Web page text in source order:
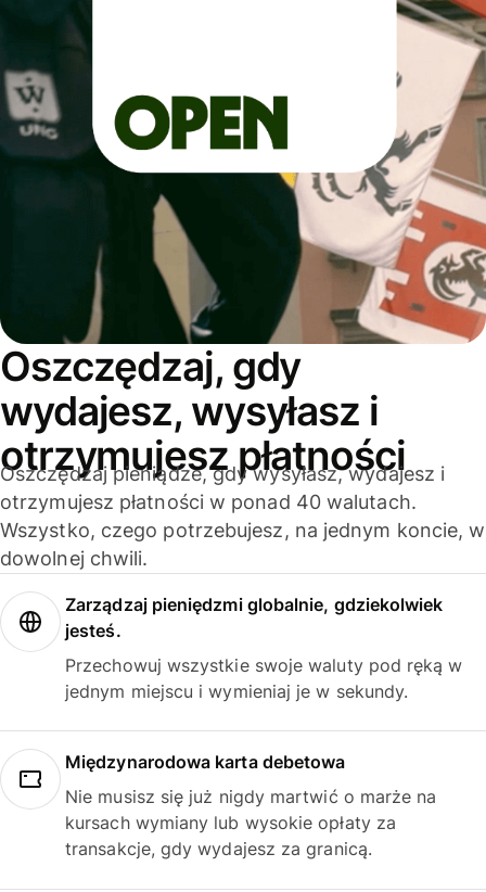
Oszczędzaj, gdy
wydajesz, wysyłasz i
otrzymujesz płatności
Oszczędzaj pieniądze, gdy wysyłasz, wydajesz i
otrzymujesz płatności w ponad 40 walutach.
Wszystko, czego potrzebujesz, na jednym koncie, w
dowolnej chwili.
Zarządzaj pieniędzmi globalnie, gdziekolwiek
jesteś.
Przechowuj wszystkie swoje waluty pod ręką w
jednym miejscu i wymieniaj je w sekundy.
Międzynarodowa karta debetowa
Nie musisz się już nigdy martwić o marże na
kursach wymiany lub wysokie opłaty za
transakcje, gdy wydajesz za granicą.